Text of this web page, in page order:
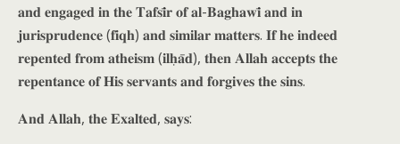
𝐚𝐧𝐝 𝐞𝐧𝐠𝐚𝐠𝐞𝐝 𝐢𝐧 𝐭𝐡𝐞 𝐓𝐚𝐟𝐬𝐢̄𝐫 𝐨𝐟 𝐚𝐥-𝐁𝐚𝐠𝐡𝐚𝐰𝐢̄ 𝐚𝐧𝐝 𝐢𝐧
𝐣𝐮𝐫𝐢𝐬𝐩𝐫𝐮𝐝𝐞𝐧𝐜𝐞 (𝐟𝐢𝐪𝐡) 𝐚𝐧𝐝 𝐬𝐢𝐦𝐢𝐥𝐚𝐫 𝐦𝐚𝐭𝐭𝐞𝐫𝐬. 𝐈𝐟 𝐡𝐞 𝐢𝐧𝐝𝐞𝐞𝐝
𝐫𝐞𝐩𝐞𝐧𝐭𝐞𝐝 𝐟𝐫𝐨𝐦 𝐚𝐭𝐡𝐞𝐢𝐬𝐦 (𝐢𝐥𝐡̣𝐚̄𝐝), 𝐭𝐡𝐞𝐧 𝐀𝐥𝐥𝐚𝐡 𝐚𝐜𝐜𝐞𝐩𝐭𝐬 𝐭𝐡𝐞
𝐫𝐞𝐩𝐞𝐧𝐭𝐚𝐧𝐜𝐞 𝐨𝐟 𝐇𝐢𝐬 𝐬𝐞𝐫𝐯𝐚𝐧𝐭𝐬 𝐚𝐧𝐝 𝐟𝐨𝐫𝐠𝐢𝐯𝐞𝐬 𝐭𝐡𝐞 𝐬𝐢𝐧𝐬.
𝐀𝐧𝐝 𝐀𝐥𝐥𝐚𝐡, 𝐭𝐡𝐞 𝐄𝐱𝐚𝐥𝐭𝐞𝐝, 𝐬𝐚𝐲𝐬: